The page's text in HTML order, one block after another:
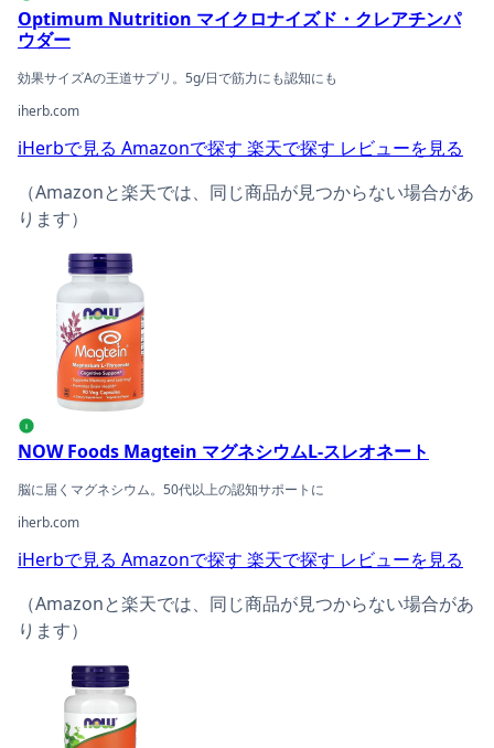
Optimum Nutrition マイクロナイズド・クレアチンパ
ウダー
効果サイズAの王道サプリ。5g/日で筋力にも認知にも
iherb.com
iHerbで見る Amazonで探す 楽天で探す レビューを見る
（Amazonと楽天では、同じ商品が見つからない場合があ
ります）
NOW Foods Magtein マグネシウムL-スレオネートの商品
i
NOW Foods Magtein マグネシウムL-スレオネート
脳に届くマグネシウム。50代以上の認知サポートに
iherb.com
iHerbで見る Amazonで探す 楽天で探す レビューを見る
（Amazonと楽天では、同じ商品が見つからない場合があ
ります）
NOW Foods アシュワガンダ 450mgの商品ページへ